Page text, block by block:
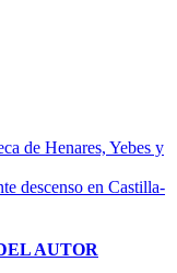
de Henares, Yebes y
descenso en Castilla-
AUTOR